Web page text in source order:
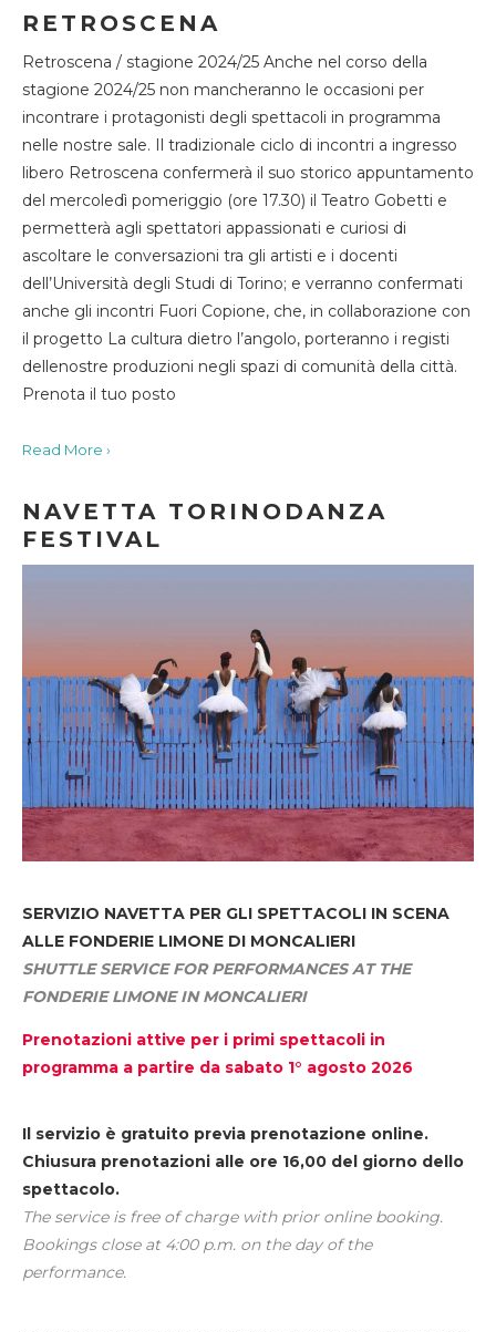
RETROSCENA
Retroscena / stagione 2024/25 Anche nel corso della
stagione 2024/25 non mancheranno le occasioni per
incontrare i protagonisti degli spettacoli in programma
nelle nostre sale. Il tradizionale ciclo di incontri a ingresso
libero Retroscena confermerà il suo storico appuntamento
del mercoledì pomeriggio (ore 17.30) il Teatro Gobetti e
permetterà agli spettatori appassionati e curiosi di
ascoltare le conversazioni tra gli artisti e i docenti
dell’Università degli Studi di Torino; e verranno confermati
anche gli incontri Fuori Copione, che, in collaborazione con
il progetto La cultura dietro l’angolo, porteranno i registi
dellenostre produzioni negli spazi di comunità della città.
Prenota il tuo posto
Read More ›
NAVETTA TORINODANZA
FESTIVAL
SERVIZIO NAVETTA PER GLI SPETTACOLI IN SCENA
ALLE FONDERIE LIMONE DI MONCALIERI
SHUTTLE SERVICE FOR PERFORMANCES AT THE
FONDERIE LIMONE IN MONCALIERI
Prenotazioni attive per i primi spettacoli in
programma a partire da sabato 1° agosto 2026
Il servizio è gratuito previa prenotazione online.
Chiusura prenotazioni alle ore 16,00 del giorno dello
spettacolo.
The service is free of charge with prior online booking.
Bookings close at 4:00 p.m. on the day of the
performance.